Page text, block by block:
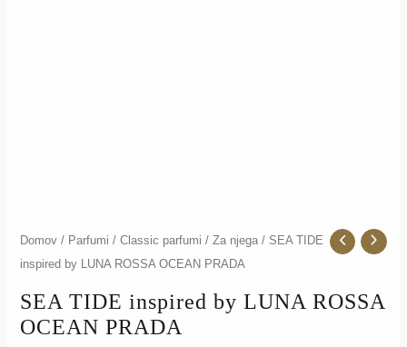
Domov / Parfumi /Classic parfumi /Za njega / SEA TIDE
inspired by LUNA ROSSA OCEAN PRADA
SEA TIDE inspired by LUNA ROSSA
OCEAN PRADA